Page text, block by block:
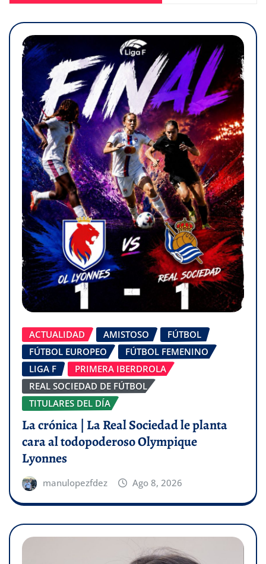
ACTUALIDAD AMISTOSO
FÚTBOL
FÚTBOL EUROPEO
FÚTBOL FEMENINO
LIGA F
PRIMERA IBERDROLA
REAL SOCIEDAD DE FÚTBOL
TITULARES DEL DÍA
La crónica | La Real Sociedad le planta
cara al todopoderoso Olympique
Lyonnes
manulopezfdez Ago 8, 2026